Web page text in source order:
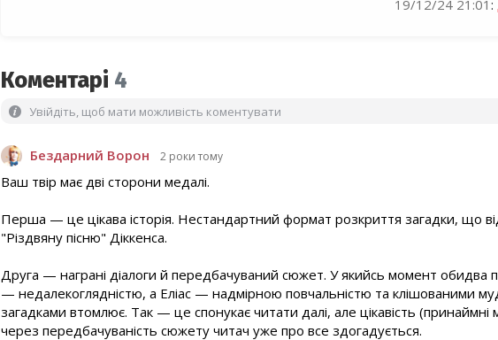
19/12/24 21:01 :
Коментарі 4
Увійдіть, щоб мати можливість коментувати
Бездарний Ворон 2 роки тому
Ваш твір має дві сторони медалі.
Перша — це цікава історія. Нестандартний формат розкриття загадки, що
"Різдвяну пісню" Діккенса.
Друга — награні діалоги й передбачуваний сюжет. У якийсь момент обидва
— недалекоглядністю, а Еліас — надмірною повчальністю та клішованими
загадками втомлює. Так — це спонукає читати далі, але цікавість
через передбачуваність сюжету читач уже про все здогадується.